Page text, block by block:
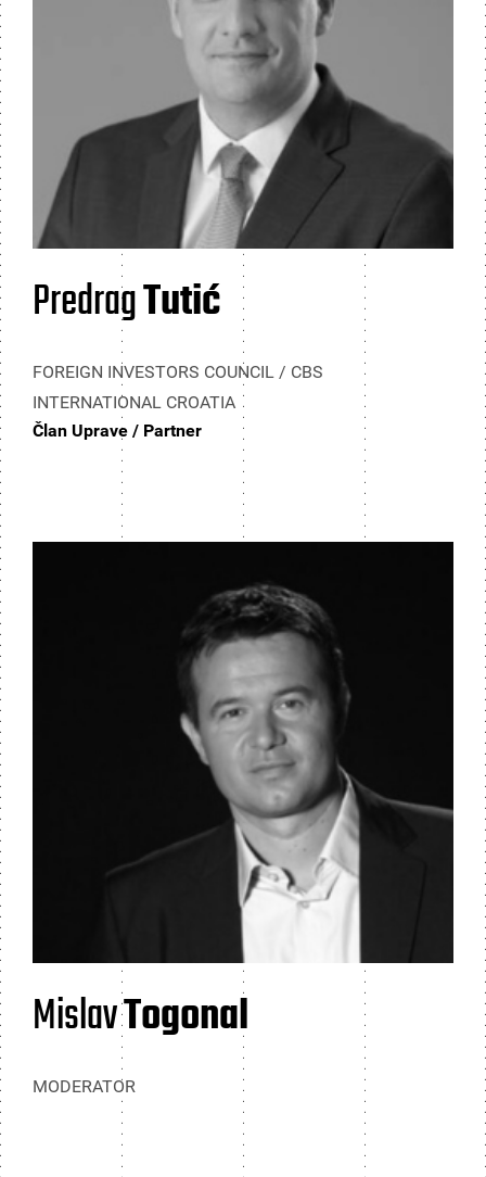
PredragTutić
FOREIGN INVESTORS COUNCIL / CBS
INTERNATIONAL CROATIA
Član Uprave / Partner
MislavTogonal
MODERATOR